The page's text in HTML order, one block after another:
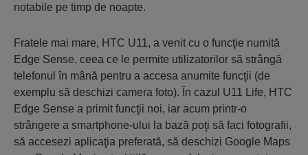
notabile pe timp de noapte.
Fratele mai mare, HTC U11, a venit cu o funcţie numită
Edge Sense, ceea ce le permite utilizatorilor să strângă
telefonul în mână pentru a accesa anumite funcţii (de
exemplu să deschizi camera foto). În cazul U11 Life, HTC
Edge Sense a primit funcţii noi, iar acum printr-o
strângere a smartphone-ului la bază poţi să faci fotografii,
să accesezi aplicaţia preferată, să deschizi Google Maps